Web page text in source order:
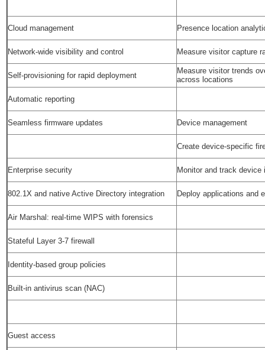
Cloud management Presence location
Network-wide visibility and control Measure visitor capture
Self-provisioning for rapid deployment
Measure visitor trends
across locations
Automatic reporting
Seamless firmware updates Device management
Create device-specific
Enterprise security Monitor and track device
802.1X and native Active Directory integration Deploy applications and
Air Marshal: real-time WIPS with forensics
Stateful Layer 3-7 firewall
Identity-based group policies
Built-in antivirus scan (NAC)
Guest access